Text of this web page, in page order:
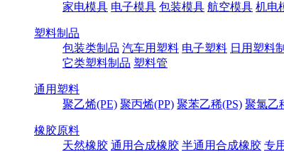
家电模具 电子模具 包装模具 航空模具 机电
塑料制品
包装类制品 汽车用塑料 电子塑料 日用塑料
它类塑料制品 塑料管
通用塑料
聚乙烯(PE) 聚丙烯(PP) 聚苯乙稀(PS) 聚氯乙
橡胶原料
天然橡胶 通用合成橡胶 半通用合成橡胶 专